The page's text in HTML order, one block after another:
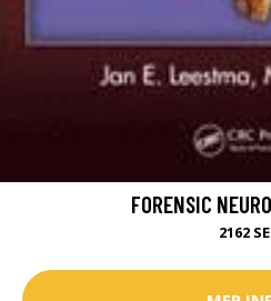
FORENSIC
2162